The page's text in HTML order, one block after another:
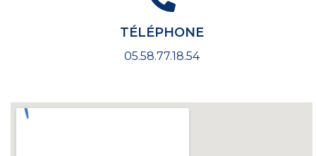
TÉLÉPHONE
05.58.77.18.54